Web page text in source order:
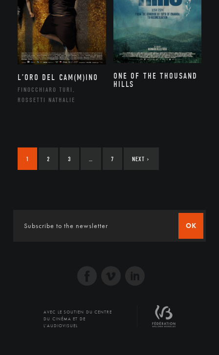
L’ORO DEL CAM(M)INO
FINOCCHIARO TURI,
ROSSETTI NATHALIE
ONE OF THE THOUSAND
HILLS
1 2 3 7 NEXT ›
OK
AVEC LE SOUTIEN DU CENTRE
DU CINÉMA ET DE
L'AUDIOVISUEL